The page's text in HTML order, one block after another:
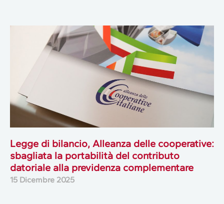
Legge di bilancio, Alleanza delle cooperative:
sbagliata la portabilità del contributo
datoriale alla previdenza complementare
15 Dicembre 2025